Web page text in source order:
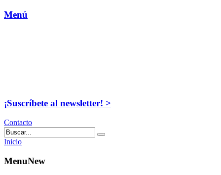
Menú
¡Suscríbete al newsletter! >
Contacto
Inicio
MenuNew